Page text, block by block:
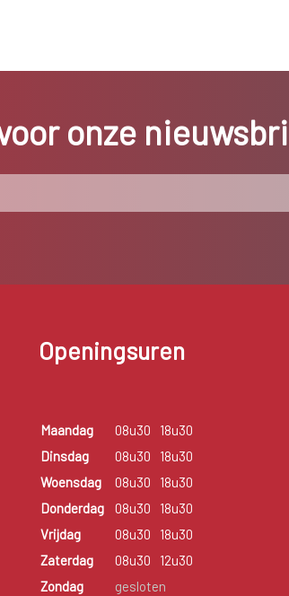
onze
Openingsuren
Maandag 08u30
18u30
Dinsdag
08u30
18u30
Woensdag
08u30
18u30
Donderdag
08u30
18u30
Vrijdag
08u30
18u30
Zaterdag
08u30
12u30
Zondag
gesloten